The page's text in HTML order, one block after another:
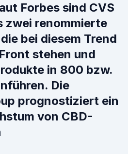
Forbes sind CVS
zwei renommierte
bei diesem Trend
stehen und
in 800 bzw.
Die
prognostiziert ein
von CBD-